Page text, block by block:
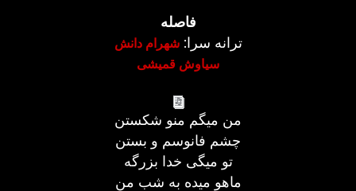
فاصله
ترانه سرا:شهرام دانش
سیاوش قمیشی
من میگم منو شکستن
چشم فانوسم و بستن
تو میگی خدا بزرگه
ماهو میده به شب من